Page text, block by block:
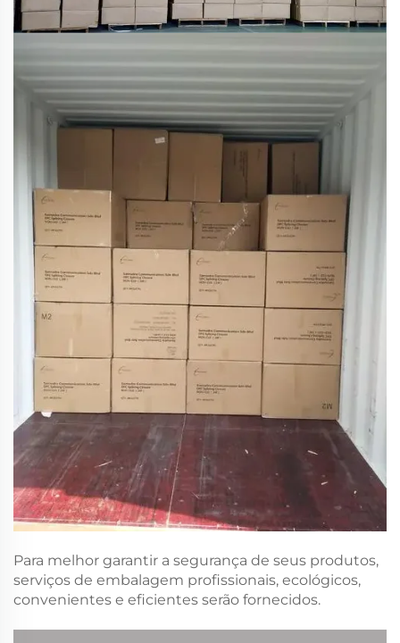
Para melhor garantir a segurança de seus produtos,
serviços de embalagem profissionais, ecológicos,
convenientes e eficientes serão fornecidos.